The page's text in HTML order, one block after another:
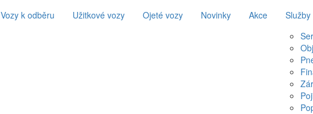
Vozy k odběru Užitkové vozy Ojeté vozy Novinky Akce
Služby